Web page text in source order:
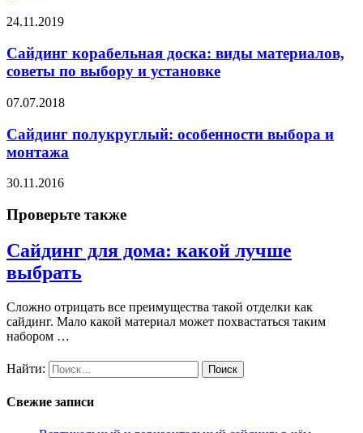
24.11.2019
Сайдинг корабельная доска: виды материалов,
советы по выбору и установке
07.07.2018
Сайдинг полукруглый: особенности выбора и
монтажа
30.11.2016
Проверьте также
Сайдинг для дома: какой лучше
выбрать
Сложно отрицать все преимущества такой отделки как
сайдинг. Мало какой материал может похвастаться таким
набором …
Найти:
Свежие записи